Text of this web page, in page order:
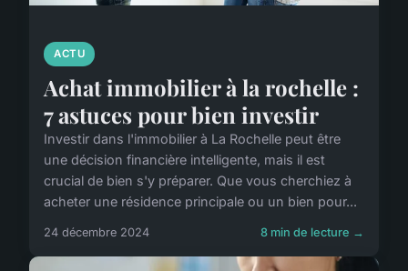
ACTU
Achat immobilier à la rochelle :
7 astuces pour bien investir
Investir dans l'immobilier à La Rochelle peut être
une décision financière intelligente, mais il est
crucial de bien s'y préparer. Que vous cherchiez à
acheter une résidence principale ou un bien pour...
24 décembre 2024 8 min de lecture →